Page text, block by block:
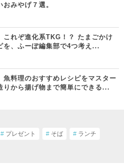
みやげ７選。
これぞ進化系TKG！？ たまごかけ
を、ふーぽ編集部で4つ考え...
魚料理のおすすめレシピをマスター
りから揚げ物まで簡単にできる...
# プレゼント # そば # ランチ